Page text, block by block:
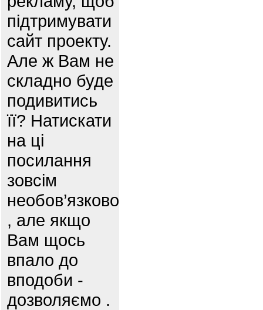
підтримувати
сайт проекту.
Але ж Вам не
складно буде
подивитись
її? Натискати
на ці
посилання
зовсім
необов’язково
, але якщо
Вам щось
впало до
вподоби -
дозволяємо .